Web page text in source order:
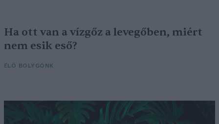
Ha ott van a vízgőz a levegőben, miért
nem esik eső?
ÉLŐ BOLYGÓNK